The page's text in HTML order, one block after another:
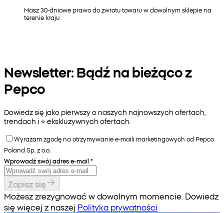
Masz 30-dniowe prawo do zwrotu towaru w dowolnym sklepie na
terenie kraju.
Newsletter: Bądź na bieżąco z
Pepco
Dowiedz się jako pierwszy o naszych najnowszych ofertach,
trendach i ⭐️ ekskluzywnych ofertach.
Wyrażam zgodę na otrzymywanie e-maili marketingowych od Pepco
Poland Sp. z o.o.
Wprowadź swój adres e-mail *
Zapisz się
Możesz zrezygnować w dowolnym momencie. Dowiedz
się więcej z naszej Polityka prywatności